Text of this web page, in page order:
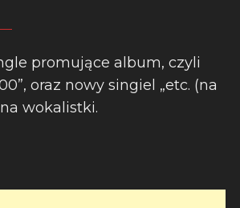
promujące album, czyli
oraz nowy singiel „etc. (na
wokalistki.